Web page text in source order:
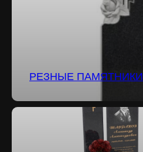
РЕЗНЫЕ ПАМЯТНИКИ